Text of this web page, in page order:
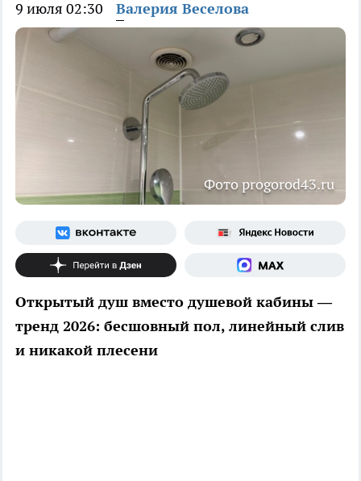
9 июля 02:30 Валерия Веселова
Фото progorod43.ru
Открытый душ вместо душевой кабины —
тренд 2026: бесшовный пол, линейный слив
и никакой плесени